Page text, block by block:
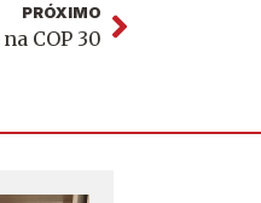
PRÓXIMO
COP 30